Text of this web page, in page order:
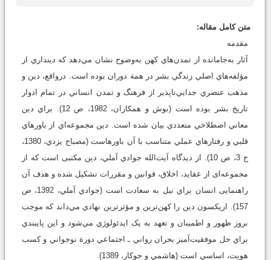
متن کامل مقاله:
مقدمه
آثار به‌جامانده از تمدن‌هاي کهن به‌وضوح نشان مي‌دهد که دينداري از
مؤلفه‌هاي اصلي زندگي بشر در همة دوران بوده است. درواقع، دين و
مذهب عنصري جدايي‌ناپذير از فرهنگ و تمدن انساني در تمام ادوار
تاريخ بشر بوده است (بوش و همکاران، 1982، ص 12). براي دين
معاني اصطلاحي متعددي بيان شده است. دين مجموعه‌اي از باورهاي
قلبي و رفتارهاي عملي متناسب با آن باورهاست (مصباح يزدي، 1380،
ج 3، ص 10). از ديدگاه آيت‌الله جوادي آملي، دﯾﻦ ﻣﮑﺘﺒﯽ اﺳﺖ ﮐﻪ از
مجموعه‌ای از ﻋﻘﺎﯾﺪ، اﺧﻼق، ﻗﻮاﻧﯿﻦ و ﻣﻘﺮرات ﺗﺸﮑﯿﻞ ﺷﺪه و ﻫﺪف آن
راﻫﻨﻤﺎﯾﯽ اﻧﺴﺎن ﺑﺮاي ﻧﯿﻞ ﺑﻪ ﺳﻌﺎدت اﺳﺖ (جوادي آملي، 1392، ص
157). اريکسون دين را کهن‌ترين و مؤثرترين نهادي مي‌داند که موجب
بروز ظهور و اطمينان و تعهد به يک ايدئولوژي مي‌شود و اين پايبندي
براي حل موفقيت‌آميز بحران رواني ـ اجتماعي دورة نوجواني و کسب
هويت، اساسي است (هاشمي و جوکار، 1389).